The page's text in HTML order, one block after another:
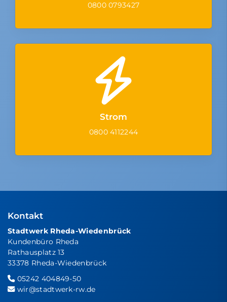
0800 0793427
Strom
0800 4112244
Kontakt
Stadtwerk Rheda-Wiedenbrück
Kundenbüro Rheda
Rathausplatz 13
33378 Rheda-Wiedenbrück
05242 404849-50
wir@stadtwerk-rw.de